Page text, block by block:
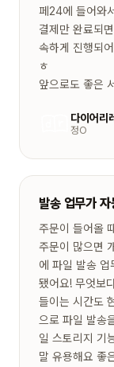
결제만 완료되
속하게 진행되어서 제가 신경쓸 부분이 상당히 줄었어요 ㅎ
ㅎ
앞으로도 좋은
다이어리
정O
발송 업무가
주문이 들어올
주문이 많으면 개인 시간에도 방해를 받았는데 센드맨 덕분
됐어요! 무엇보
들이는 시간도 현저하게 줄어들어 정말 만족합니다! 선택적
으로 파일 발송을 가능케 하는
일 스토리지 기능,
말 유용해요 좋